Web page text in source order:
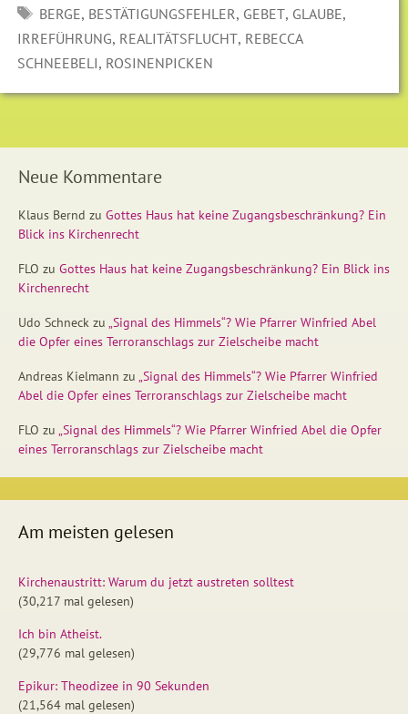
SCHLAGWÖRTER
BERGE, BESTÄTIGUNGSFEHLER, GEBET, GLAUBE,
IRREFÜHRUNG, REALITÄTSFLUCHT, REBECCA
SCHNEEBELI, ROSINENPICKEN
Neue Kommentare
Klaus Bernd zu Gottes Haus hat keine Zugangsbeschränkung? Ein
Blick ins Kirchenrecht
FLO zu Gottes Haus hat keine Zugangsbeschränkung? Ein Blick ins
Kirchenrecht
Udo Schneck zu „Signal des Himmels“? Wie Pfarrer Winfried Abel
die Opfer eines Terroranschlags zur Zielscheibe macht
Andreas Kielmann zu „Signal des Himmels“? Wie Pfarrer Winfried
Abel die Opfer eines Terroranschlags zur Zielscheibe macht
FLO zu „Signal des Himmels“? Wie Pfarrer Winfried Abel die Opfer
eines Terroranschlags zur Zielscheibe macht
Am meisten gelesen
Kirchenaustritt: Warum du jetzt austreten solltest
(30,217 mal gelesen)
Ich bin Atheist.
(29,776 mal gelesen)
Epikur: Theodizee in 90 Sekunden
(21,564 mal gelesen)